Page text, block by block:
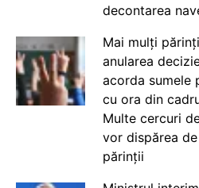
decontarea
Mai mulți
anularea
acorda sumele
cu ora din
Multe cercuri
vor dispărea
părinții